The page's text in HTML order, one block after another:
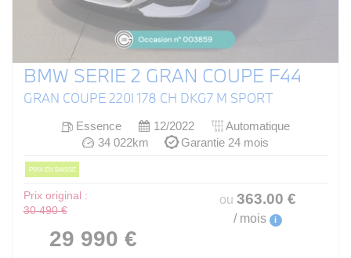
BMW SERIE 2 GRAN COUPE F44
GRAN COUPE 220I 178 CH DKG7 M SPORT
Essence 12/2022
Automatique
34 022km
Garantie 24 mois
PRIX EN BAISSE
Prix original :
30 490 €
29 990 €
ou 363.00 €
/ mois i